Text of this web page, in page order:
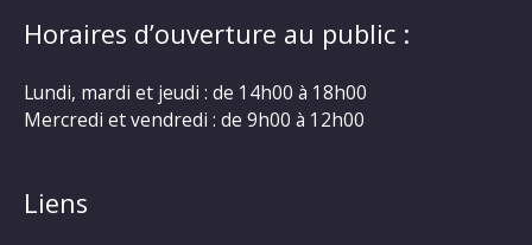
Horaires d’ouverture au public :
Lundi, mardi et jeudi : de 14h00 à 18h00
Mercredi et vendredi : de 9h00 à 12h00
Liens